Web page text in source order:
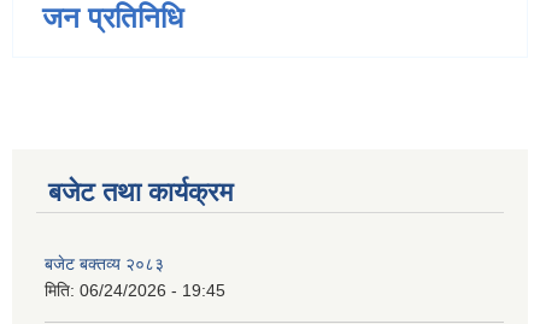
जन प्रतिनिधि
बजेट तथा कार्यक्रम
बजेट बक्तव्य २०८३
मिति: 06/24/2026 - 19:45